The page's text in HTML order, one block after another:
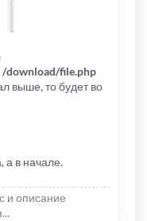
/download/file.php
выше, то будет во
а в начале.
и описание